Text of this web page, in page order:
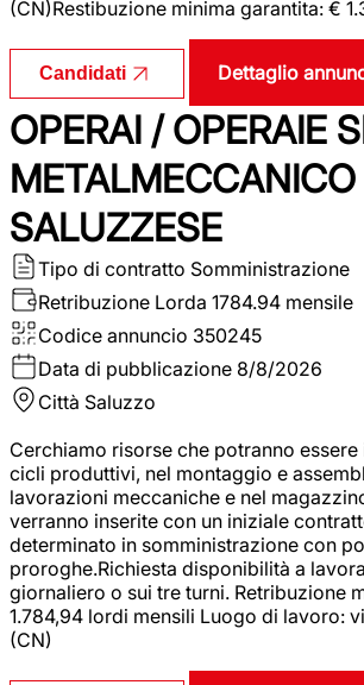
(CN)Restibuzione minima garantita: €
Candidati Dettaglio
OPERAI / OPERAIE
METALMECCANICO
SALUZZESE
Tipo di contratto Somministrazione
Retribuzione Lorda 1784.94 mensile
Codice annuncio 350245
Data di pubblicazione 8/8/2026
Città Saluzzo
Cerchiamo risorse che potranno
cicli produttivi, nel montaggio e
lavorazioni meccaniche e nel
verranno inserite con un iniziale
determinato in somministrazione con
proroghe.Richiesta disponibilità a
giornaliero o sui tre turni. Retribuzione
1.784,94 lordi mensili Luogo di lavoro:
(CN)